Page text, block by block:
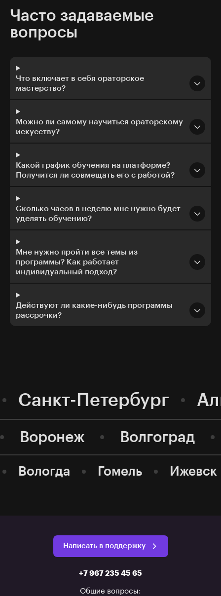
Часто задаваемые
вопросы
Что включает в себя ораторское
мастерство?
Можно ли самому научиться ораторскому
искусству?
Какой график обучения на платформе?
Получится ли совмещать его с работой?
Сколько часов в неделю мне нужно будет
уделять обучению?
Мне нужно пройти все темы из
программы? Как работает
индивидуальный подход?
Действуют ли какие-нибудь программы
рассрочки?
Санкт-Петербург
Волгоград
Воронеж
Вологда Гомель Ижевск
Написать в поддержку
+7 967 235 45 65
Общие вопросы: